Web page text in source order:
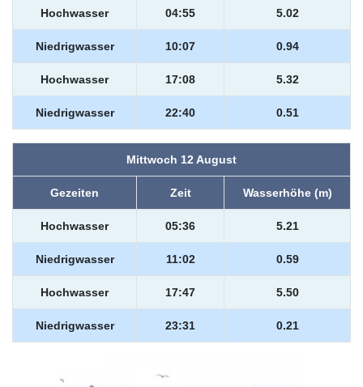
Hochwasser 04:55 5.02
Niedrigwasser 10:07 0.94
Hochwasser 17:08 5.32
Niedrigwasser 22:40 0.51
Mittwoch 12 August
Gezeiten Zeit Wasserhöhe (m)
Hochwasser 05:36 5.21
Niedrigwasser 11:02 0.59
Hochwasser 17:47 5.50
Niedrigwasser 23:31 0.21